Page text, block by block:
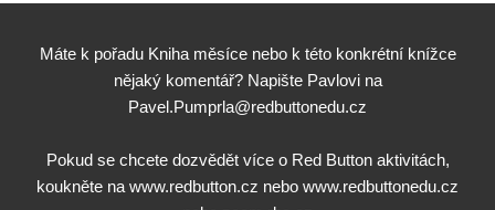
Máte k pořadu Kniha měsíce nebo k této konkrétní knížce
nějaký komentář? Napište Pavlovi na
Pavel.Pumprla@redbuttonedu.cz
Pokud se chcete dozvědět více o Red Button aktivitách,
koukněte na www.redbutton.cz nebo www.redbuttonedu.cz